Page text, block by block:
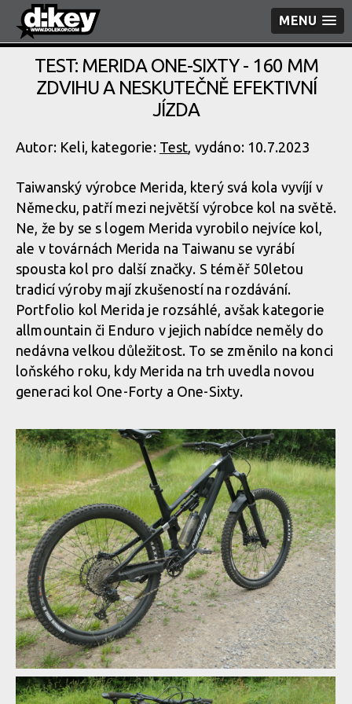
MENU
TEST: MERIDA ONE-SIXTY - 160 MM
ZDVIHU A NESKUTEČNĚ EFEKTIVNÍ
JÍZDA
Autor: Keli, kategorie: Test, vydáno: 10.7.2023
Taiwanský výrobce Merida, který svá kola vyvíjí v
Německu, patří mezi největší výrobce kol na světě.
Ne, že by se s logem Merida vyrobilo nejvíce kol,
ale v továrnách Merida na Taiwanu se vyrábí
spousta kol pro další značky. S téměř 50letou
tradicí výroby mají zkušeností na rozdávání.
Portfolio kol Merida je rozsáhlé, avšak kategorie
allmountain či Enduro v jejich nabídce neměly do
nedávna velkou důležitost. To se změnilo na konci
loňského roku, kdy Merida na trh uvedla novou
generaci kol One-Forty a One-Sixty.
Enduro kolo postavené na karbonovém rámu